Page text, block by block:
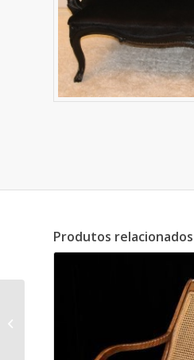
Produtos relacionados